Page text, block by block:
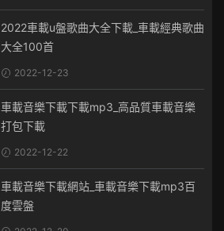
2022車載u盤歌曲大全下載_車載經典歌曲
大全100首
2022-12-23
車載音樂下載下載mp3_高品質車載音樂
打包下載
2022-12-22
車載音樂下載網站_車載音樂下載mp3百
度雲盤